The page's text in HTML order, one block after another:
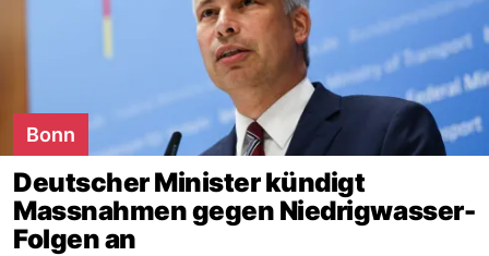
Bonn
Deutscher Minister kündigt
Massnahmen gegen Niedrigwasser-
Folgen an